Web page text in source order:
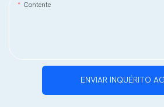
Contente
ENVIAR INQUÉRITO